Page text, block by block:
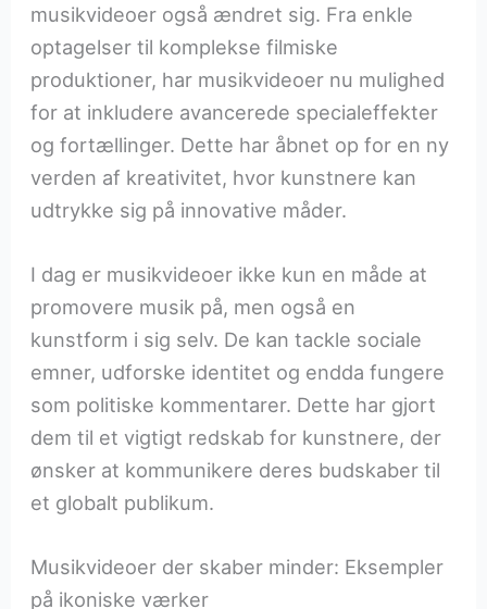
musikvideoer også ændret sig. Fra enkle
optagelser til komplekse filmiske
produktioner, har musikvideoer nu mulighed
for at inkludere avancerede specialeffekter
og fortællinger. Dette har åbnet op for en ny
verden af kreativitet, hvor kunstnere kan
udtrykke sig på innovative måder.
I dag er musikvideoer ikke kun en måde at
promovere musik på, men også en
kunstform i sig selv. De kan tackle sociale
emner, udforske identitet og endda fungere
som politiske kommentarer. Dette har gjort
dem til et vigtigt redskab for kunstnere, der
ønsker at kommunikere deres budskaber til
et globalt publikum.
Musikvideoer der skaber minder: Eksempler
på ikoniske værker